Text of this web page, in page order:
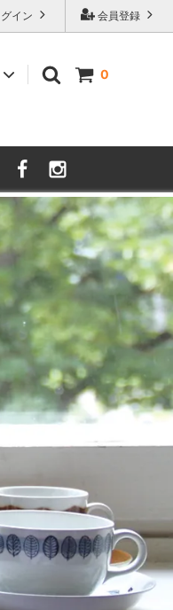
の作家の作品が並びます】
会員登録
イン
0